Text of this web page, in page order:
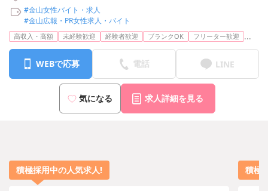
#金山女性バイト・求人
#金山広報・PR女性求人・バイト
高収入・高額 未経験歓迎 経験者歓迎 ブランクOK フリーター歓迎 ...
WEBで応募 電話 LINE
気になる 求人詳細を見る
積極採用中の人気求人! 積極